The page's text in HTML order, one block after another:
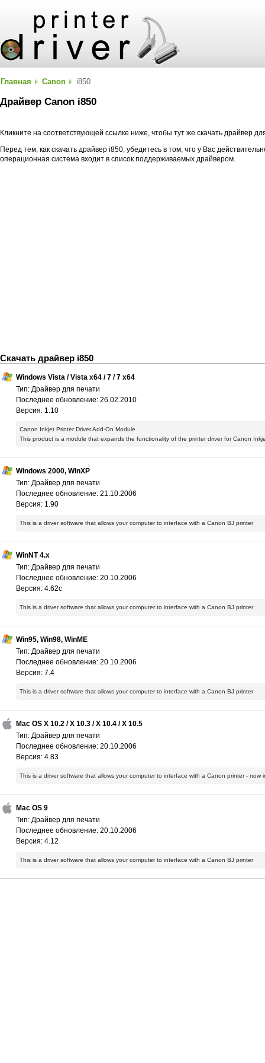
Главная Canon i850
Драйвер Canon i850
Кликните на соответствующей ссылке ниже, чтобы тут же скачать драйвер
Перед тем, как скачать драйвер i850, убедитесь в том, что у Вас
операционная система входит в список поддерживаемых драйвером.
Скачать драйвер i850
Windows Vista / Vista x64 / 7 / 7 x64
Тип: Драйвер для печати
Последнее обновление: 26.02.2010
Версия: 1.10
Canon Inkjet Printer Driver Add-On Module
This product is a module that expands the functionality of the printer driver for Canon
Windows 2000, WinXP
Тип: Драйвер для печати
Последнее обновление: 21.10.2006
Версия: 1.90
This is a driver software that allows your computer to interface with a Canon BJ printer
WinNT 4.x
Тип: Драйвер для печати
Последнее обновление: 20.10.2006
Версия: 4.62c
This is a driver software that allows your computer to interface with a Canon BJ printer
Win95, Win98, WinME
Тип: Драйвер для печати
Последнее обновление: 20.10.2006
Версия: 7.4
This is a driver software that allows your computer to interface with a Canon BJ printer
Mac OS X 10.2 / X 10.3 / X 10.4 / X 10.5
Тип: Драйвер для печати
Последнее обновление: 20.10.2006
Версия: 4.83
This is a driver software that allows your computer to interface with a Canon printer - now
Mac OS 9
Тип: Драйвер для печати
Последнее обновление: 20.10.2006
Версия: 4.12
This is a driver software that allows your computer to interface with a Canon BJ printer